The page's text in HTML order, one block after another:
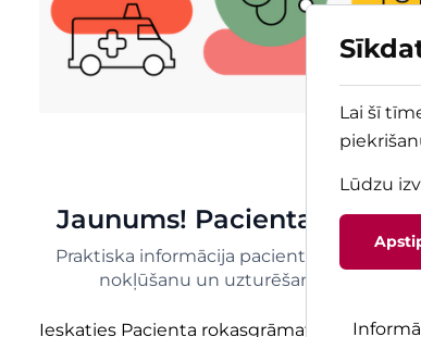
Lai šī
Lūdzu
Jaunums! Pacienta
Praktiska informācija pacientiem un
nokļūšanu un uzturēšanos Bērnu
Ieskaties Pacienta rokasgrāmatā